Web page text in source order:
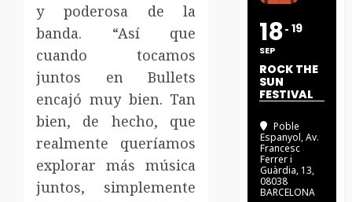
y poderosa de la
banda. “Así que
cuando tocamos
juntos en Bullets
encajó muy bien. Tan
bien, de hecho, que
realmente queríamos
explorar más música
juntos, simplemente
18
SEP
19
ROCK THE
SUN
FESTIVAL
Poble
Espanyol, Av.
Francesc
Ferrer i
Guàrdia, 13,
08038
BARCELONA